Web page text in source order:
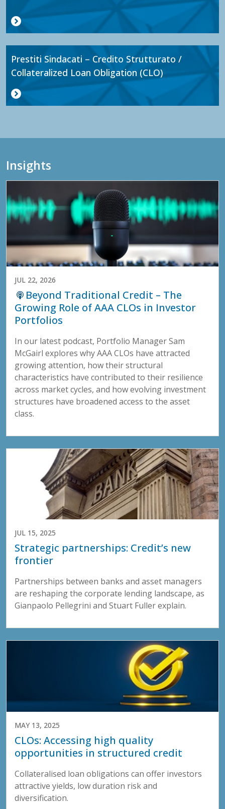
Prestiti Sindacati – Credito Strutturato /
Collateralized Loan Obligation (CLO)
Insights
JUL 22, 2026
Beyond Traditional Credit – The
Growing Role of AAA CLOs in Investor
Portfolios
In our latest podcast, Portfolio Manager Sam
McGairl explores why AAA CLOs have attracted
growing attention, how their structural
characteristics have contributed to their resilience
across market cycles, and how evolving investment
structures have broadened access to the asset
class.
JUL 15, 2025
Strategic partnerships: Credit’s new
frontier
Partnerships between banks and asset managers
are reshaping the corporate lending landscape, as
Gianpaolo Pellegrini and Stuart Fuller explain.
MAY 13, 2025
CLOs: Accessing high quality
opportunities in structured credit
Collateralised loan obligations can offer investors
attractive yields, low duration risk and
diversification.